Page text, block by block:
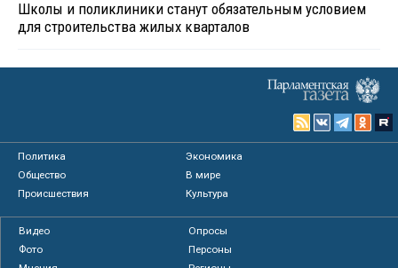
Школы и поликлиники станут обязательным условием
для строительства жилых кварталов
Политика
Экономика
Общество
В мире
Происшествия
Культура
Видео
Опросы
Фото
Персоны